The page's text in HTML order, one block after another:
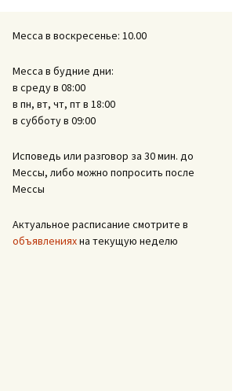
Месса в воскресенье: 10.00
Месса в будние дни:
в среду в 08:00
в пн, вт, чт, пт в 18:00
в субботу в 09:00
Исповедь или разговор за 30 мин. до
Мессы, либо можно попросить после
Мессы
Актуальное расписание смотрите в
объявленияхна текущую неделю